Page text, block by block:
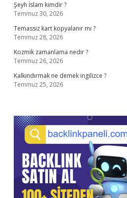
Şeyh İslam kimdir ?
Temmuz 30, 2026
Temassız kart kopyalanır mı ?
Temmuz 28, 2026
Kozmik zamanlama nedir ?
Temmuz 26, 2026
Kalkındırmak ne demek ingilizce ?
Temmuz 25, 2026